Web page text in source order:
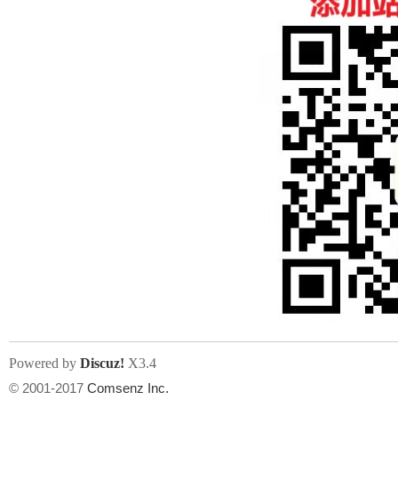
Powered by Discuz! X3.4
© 2001-2017 Comsenz Inc.